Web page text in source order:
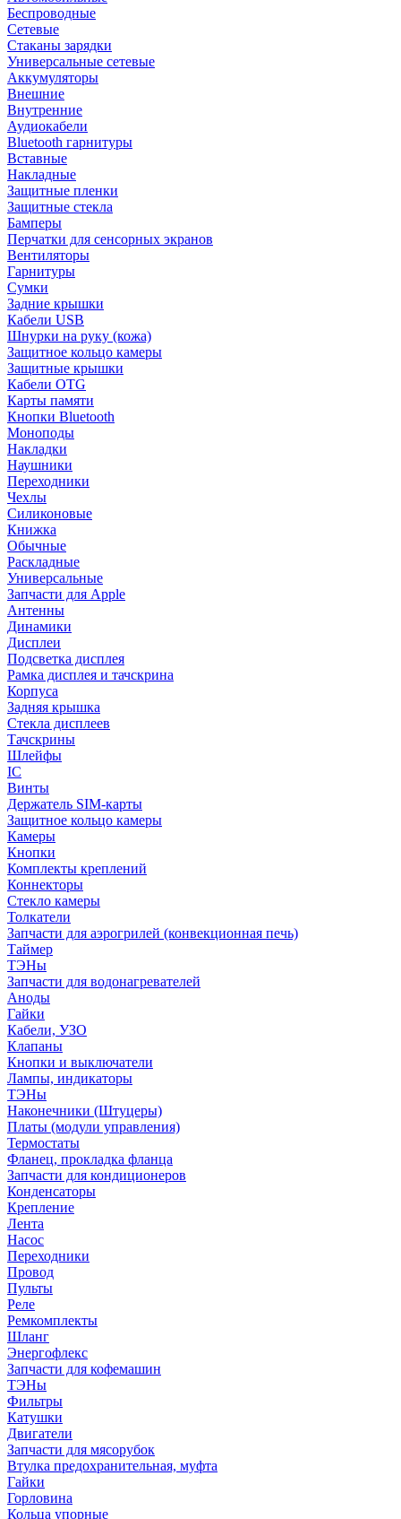
Беспроводные
Сетевые
Стаканы зарядки
Универсальные сетевые
Аккумуляторы
Внешние
Внутренние
Аудиокабели
Bluetooth гарнитуры
Вставные
Накладные
Защитные пленки
Защитные стекла
Бамперы
Перчатки для сенсорных экранов
Вентиляторы
Гарнитуры
Сумки
Задние крышки
Кабели USB
Шнурки на руку (кожа)
Защитное кольцо камеры
Защитные крышки
Кабели OTG
Карты памяти
Кнопки Bluetooth
Моноподы
Накладки
Наушники
Переходники
Чехлы
Силиконовые
Книжка
Обычные
Раскладные
Универсальные
Запчасти для Apple
Антенны
Динамики
Дисплеи
Подсветка дисплея
Рамка дисплея и тачскрина
Корпуса
Задняя крышка
Стекла дисплеев
Тачскрины
Шлейфы
IC
Винты
Держатель SIM-карты
Защитное кольцо камеры
Камеры
Кнопки
Комплекты креплений
Коннекторы
Стекло камеры
Толкатели
Запчасти для аэрогрилей (конвекционная печь)
Таймер
ТЭНы
Запчасти для водонагревателей
Аноды
Гайки
Кабели, УЗО
Клапаны
Кнопки и выключатели
Лампы, индикаторы
ТЭНы
Наконечники (Штуцеры)
Платы (модули управления)
Термостаты
Фланец, прокладка фланца
Запчасти для кондиционеров
Конденсаторы
Крепление
Лента
Насос
Переходники
Провод
Пульты
Реле
Ремкомплекты
Шланг
Энергофлекс
Запчасти для кофемашин
ТЭНы
Фильтры
Катушки
Двигатели
Запчасти для мясорубок
Втулка предохранительная, муфта
Гайки
Горловина
Кольца упорные